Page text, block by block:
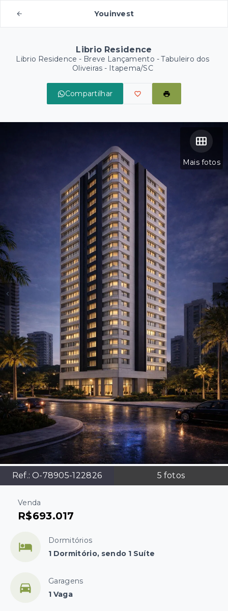
Youinvest
Librio Residence
Librio Residence - Breve Lançamento -Tabuleiro dos
Oliveiras - Itapema/SC
Compartilhar
Mais fotos
Ref.: O-78905-122826 5 fotos
Venda
R$693.017
Dormitórios
1 Dormitório, sendo 1 Suíte
Garagens
1 Vaga